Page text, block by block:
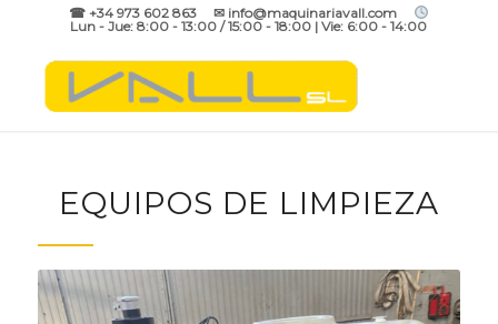
☎ +34 973 602 863 ✉ info@maquinariavall.com
Lun - Jue: 8:00 - 13:00 / 15:00 - 18:00 | Vie: 6:00 - 14:00
EQUIPOS DE LIMPIEZA